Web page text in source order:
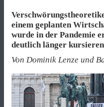
einem geplanten
wurde in der Pandemie
deutlich länger
Von Dominik Lenze und